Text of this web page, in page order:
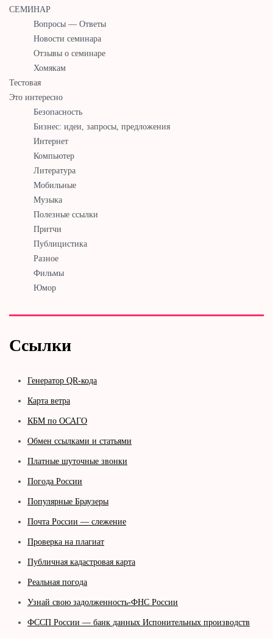
СЕМИНАР
Вопросы — Ответы
Новости семинара
Отзывы о семинаре
Хомякам
Тестовая
Это интересно
Безопасность
Бизнес: идеи, запросы, предложения
Интернет
Компьютер
Литература
Мобильные
Музыка
Полезные ссылки
Притчи
Публицистика
Разное
Фильмы
Юмор
Ссылки
Генератор QR-кода
Карта ветра
КБМ по ОСАГО
Обмен ссылками и статьями
Платные шуточные звонки
Погода России
Популярные Браузеры
Почта России — слежение
Проверка на плагиат
Публичная кадастровая карта
Реальная погода
Узнай свою задолженность-ФНС России
ФССП России — банк данных Испонительных производств